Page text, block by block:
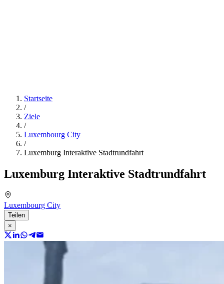
Startseite
/
Ziele
/
Luxembourg City
/
Luxemburg Interaktive Stadtrundfahrt
Luxemburg Interaktive Stadtrundfahrt
Luxembourg City
Teilen
×